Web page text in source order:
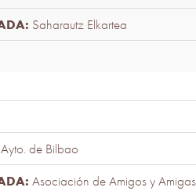
Saharautz Elkartea
Ayto. de Bilbao
Asociación de Amigos y